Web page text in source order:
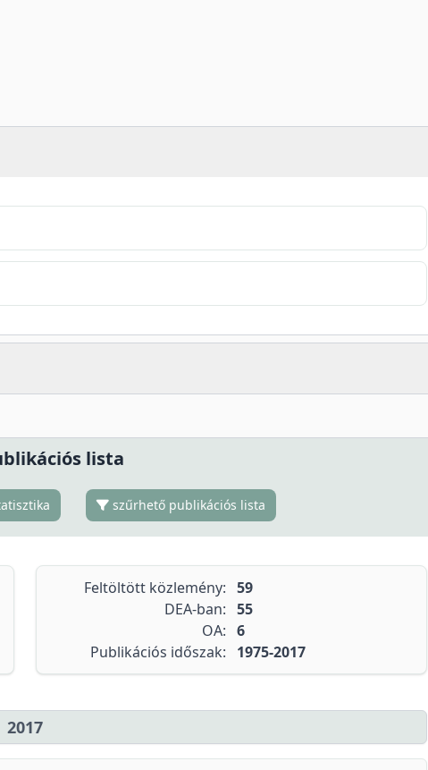
lista
szűrhető publikációs lista
Feltöltött közlemény: 59
DEA-ban: 55
OA: 6
Publikációs időszak:
1975-2017
2017